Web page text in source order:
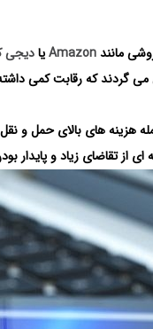
Amazonیادیجی
می گردند که رقابت کمی
های بالای حمل و
ای از تقاضای زیاد و